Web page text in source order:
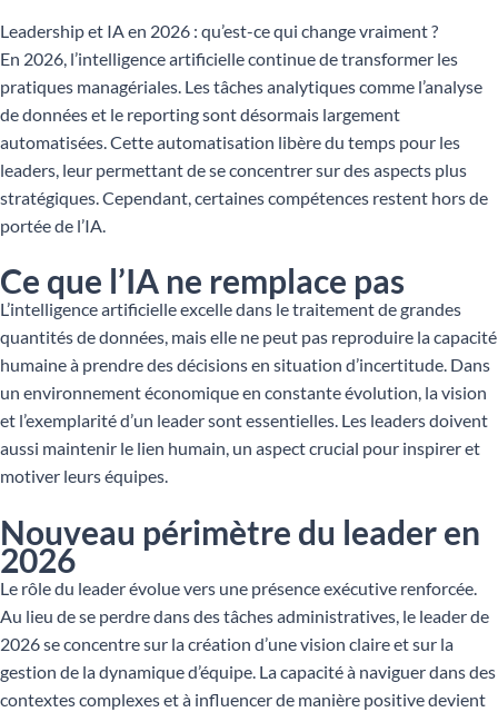
Leadership et IA en 2026 : qu’est-ce qui change vraiment ?
En 2026, l’intelligence artificielle continue de transformer les
pratiques managériales. Les tâches analytiques comme l’analyse
de données et le reporting sont désormais largement
automatisées. Cette automatisation libère du temps pour les
leaders, leur permettant de se concentrer sur des aspects plus
stratégiques. Cependant, certaines compétences restent hors de
portée de l’IA.
Ce que l’IA ne remplace pas
L’intelligence artificielle excelle dans le traitement de grandes
quantités de données, mais elle ne peut pas reproduire la capacité
humaine à prendre des décisions en situation d’incertitude. Dans
un environnement économique en constante évolution, la vision
et l’exemplarité d’un leader sont essentielles. Les leaders doivent
aussi maintenir le lien humain, un aspect crucial pour inspirer et
motiver leurs équipes.
Nouveau périmètre du leader en
2026
Le rôle du leader évolue vers une présence exécutive renforcée.
Au lieu de se perdre dans des tâches administratives, le leader de
2026 se concentre sur la création d’une vision claire et sur la
gestion de la dynamique d’équipe. La capacité à naviguer dans des
contextes complexes et à influencer de manière positive devient